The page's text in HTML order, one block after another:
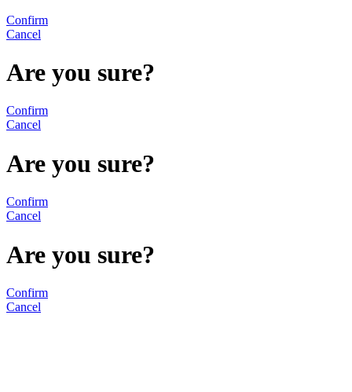
Confirm
Cancel
Are you sure?
Confirm
Cancel
Are you sure?
Confirm
Cancel
Are you sure?
Confirm
Cancel